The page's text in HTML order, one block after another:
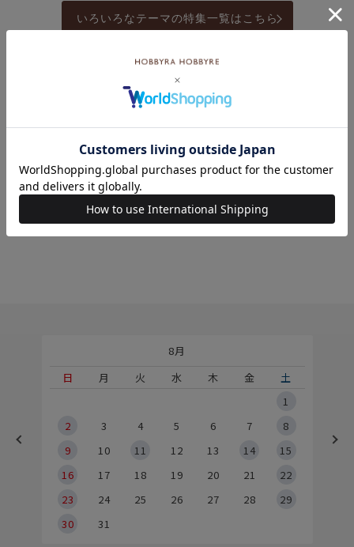
いろいろなテーマの特集一覧はこちら
こちらのキーワード
もおすすめ
8月
日
月 火 水 木 金
土
1
2
3 4 5 6 7
8
9
10 11 12 13 14
15
16
17 18 19 20 21
22
23
24 25 26 27 28
29
30
31